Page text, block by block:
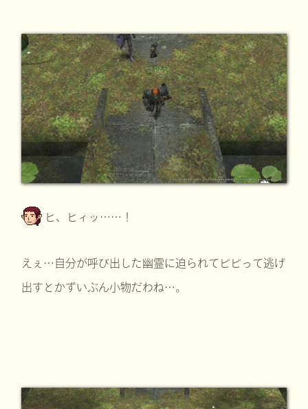
ヒ、ヒィッ……！
えぇ…自分が呼び出した幽霊に迫られてビビって逃げ
出すとかずいぶん小物だわね…。